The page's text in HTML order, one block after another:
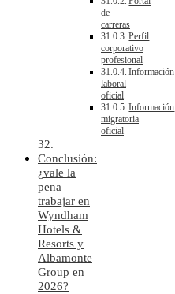
de
carreras
Perfil
corporativo
profesional
Información
laboral
oficial
Información
migratoria
oficial
Conclusión:
¿vale la
pena
trabajar en
Wyndham
Hotels &
Resorts y
Albamonte
Group en
2026?